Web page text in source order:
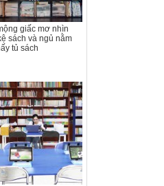
giấc mơ nhìn
sách và ngủ nằm
tủ sách